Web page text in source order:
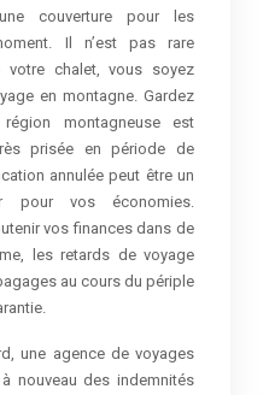
couverture pour les
Il n’est pas rare
votre chalet, vous soyez
en montagne. Gardez
montagneuse est
prisée en période de
annulée peut être un
pour vos économies.
vos finances dans de
les retards de voyage
au cours du périple
une agence de voyages
nouveau des indemnités